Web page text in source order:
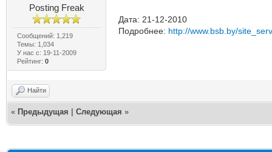
Posting Freak
Сообщений: 1,219
Темы: 1,034
У нас с: 19-11-2009
Рейтинг: 0
Дата: 21-12-2010
Подробнее: http://www.bsb.by/
Найти
« Предыдущая Следующая »